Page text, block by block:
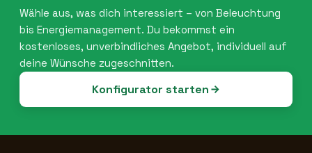
Wähle aus, was dich interessiert – von Beleuchtung
bis Energiemanagement. Du bekommst ein
kostenloses, unverbindliches Angebot, individuell auf
deine Wünsche zugeschnitten.
Konfigurator starten